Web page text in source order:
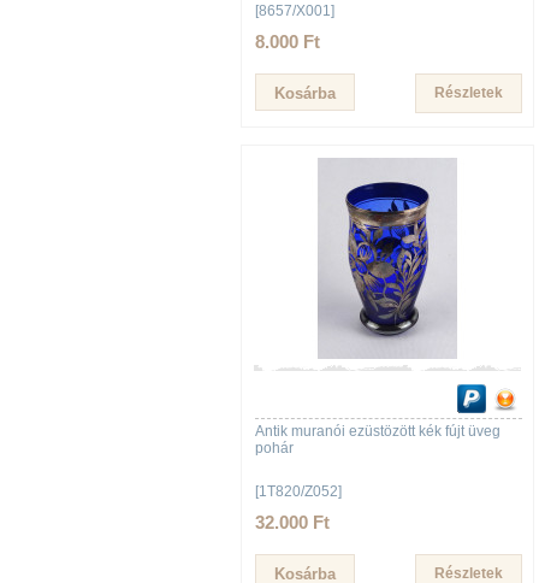
[8657/X001]
8.000 Ft
Részletek
Antik muranói ezüstözött kék fújt üveg
pohár
[1T820/Z052]
32.000 Ft
Részletek